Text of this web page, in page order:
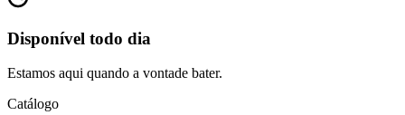
Disponível todo dia
Estamos aqui quando a vontade bater.
Catálogo